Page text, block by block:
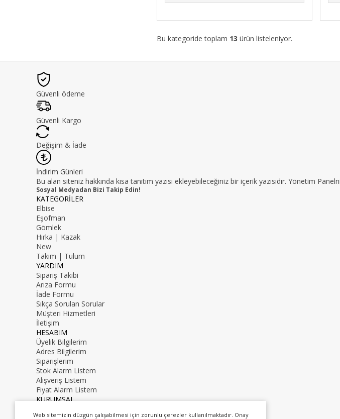
Web sitemizin düzgün çalışabilmesi için zorunlu çerezler kullanılmaktadır. Onay
Bu kategoride toplam 13 ürün listeleniyor.
Güvenli ödeme
Güvenli Kargo
Değişim & İade
İndirim Günleri
Bu alan siteniz hakkında kısa tanıtım yazısı ekleyebileceğiniz bir içerik yazısıdır. Yönetim
Sosyal Medyadan Bizi Takip Edin!
KATEGORİLER
Elbise
Eşofman
Gömlek
Hırka | Kazak
New
Takım | Tulum
YARDIM
Sipariş Takibi
Arıza Formu
İade Formu
Sıkça Sorulan Sorular
Müşteri Hizmetleri
İletişim
HESABIM
Üyelik Bilgilerim
Adres Bilgilerim
Siparişlerim
Stok Alarm Listem
Alışveriş Listem
Fiyat Alarm Listem
KURUMSAL